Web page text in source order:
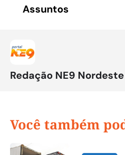
Assuntos
Redação NE9 Nordeste
Você também